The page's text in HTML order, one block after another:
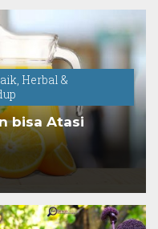
, Herbal &
bisa Atasi